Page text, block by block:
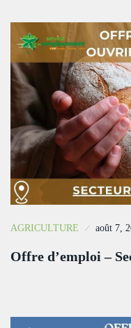
AGRICULTURE août 7,
Offre d’emploi –